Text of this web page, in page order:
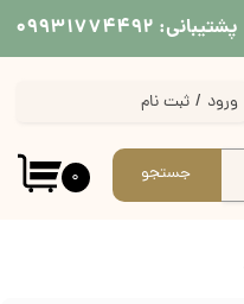
پشتیبانی: ۰۹۹۳۱۷۷۴۴۹۲
۰ جستجو
ورود / ثبت نام